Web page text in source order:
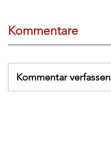
Kommentare
Kommentar verfassen